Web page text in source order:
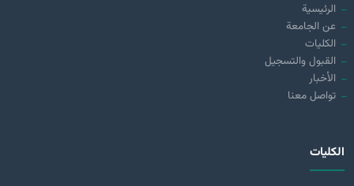
الرئيسية
عن الجامعة
الكليات
القبول والتسجيل
الأخبار
تواصل معنا
الكليات